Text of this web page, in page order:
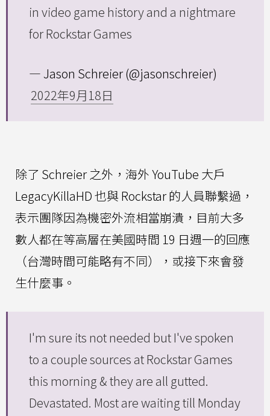
in video game history and a nightmare
for Rockstar Games
— Jason Schreier (@jasonschreier)
2022年9月18日
除了 Schreier 之外，海外 YouTube 大戶
LegacyKillaHD 也與 Rockstar 的人員聯繫過，
表示團隊因為機密外流相當崩潰，目前大多
數人都在等高層在美國時間 19 日週一的回應
（台灣時間可能略有不同），或接下來會發
生什麼事。
I'm sure its not needed but I've spoken
to a couple sources at Rockstar Games
this morning & they are all gutted.
Devastated. Most are waiting till Monday